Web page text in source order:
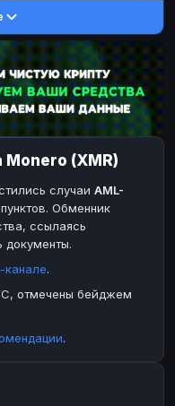
DOGE
TRON
Cash BCH
BEP20
Classic
Money
Monero (XMR)
случаи AML-
Обменник
ссылаясь
документы.
канале.
отмечены бейджем
.